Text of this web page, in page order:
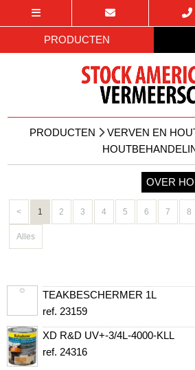
PRODUCTEN
PRODUCTEN
VERVEN EN
OVER
< 1 2 3 4 5 6 7 8
Alles
TEAKBESCHERMER 1L
ref. 23159
XD R&D UV+-3/4L-4000-KLL
ref. 24316